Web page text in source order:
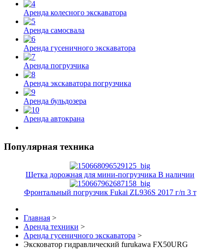
Аренда колесного экскаватора
Аренда самосвала
Аренда гусеничного экскаватора
Аренда погрузчика
Аренда экскаватора погрузчика
Аренда бульдозера
Аренда автокрана
Популярная техника
Щетка дорожная для мини-погрузчика В наличии
Фронтальный погрузчик Fukai ZL936S 2017 г/п 3 т
Главная >
Аренда техники >
Аренда гусеничного экскаватора >
Эксковатор гидравлический furukawa FX50URG